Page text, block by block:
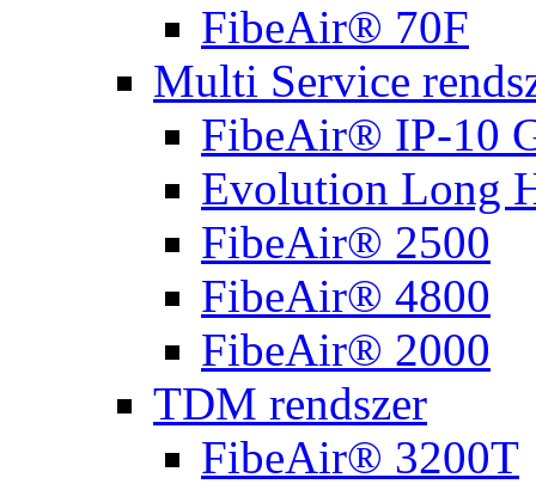
FibeAir® 70F
Multi Service
FibeAir® IP-10
Evolution Long
FibeAir® 2500
FibeAir® 4800
FibeAir® 2000
TDM rendszer
FibeAir® 3200T